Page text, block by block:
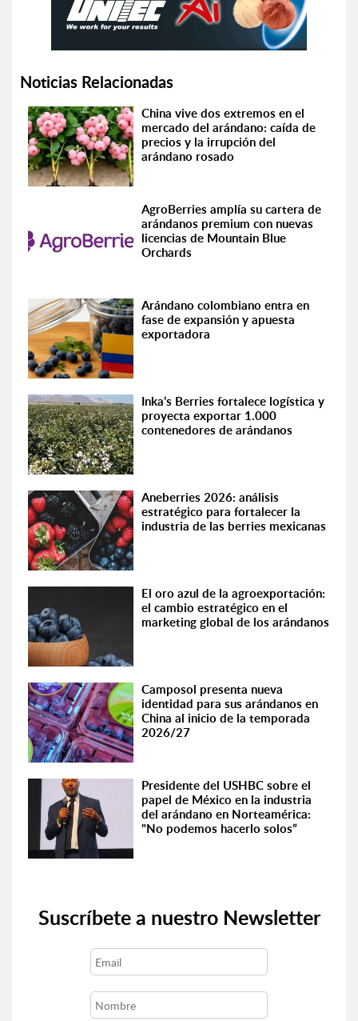
Noticias Relacionadas
China vive dos extremos en el
mercado del arándano: caída de
precios y la irrupción del
arándano rosado
AgroBerries amplía su cartera de
arándanos premium con nuevas
licencias de Mountain Blue
Orchards
Arándano colombiano entra en
fase de expansión y apuesta
exportadora
Inka’s Berries fortalece logística y
proyecta exportar 1.000
contenedores de arándanos
Aneberries 2026: análisis
estratégico para fortalecer la
industria de las berries mexicanas
El oro azul de la agroexportación:
el cambio estratégico en el
marketing global de los arándanos
Camposol presenta nueva
identidad para sus arándanos en
China al inicio de la temporada
2026/27
Presidente del USHBC sobre el
papel de México en la industria
del arándano en Norteamérica:
"No podemos hacerlo solos”
Suscríbete a nuestro Newsletter